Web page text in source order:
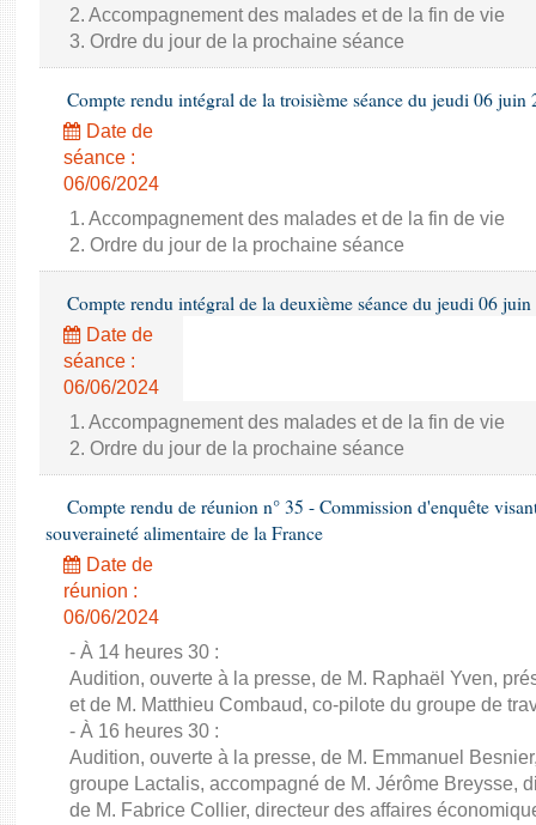
2. Accompagnement des malades et de la fin de vie
3. Ordre du jour de la prochaine séance
Compte rendu intégral de la troisième séance du jeudi 06 juin
Date de
séance :
06/06/2024
1. Accompagnement des malades et de la fin de vie
2. Ordre du jour de la prochaine séance
Compte rendu intégral de la deuxième séance du jeudi 06
Date de
séance :
06/06/2024
1. Accompagnement des malades et de la fin de vie
2. Ordre du jour de la prochaine séance
Compte rendu de réunion n° 35 - Commission d'enquête
souveraineté alimentaire de la France
Date de
réunion :
06/06/2024
- À 14 heures 30 :
Audition, ouverte à la presse, de M. Raphaël Yven,
et de M. Matthieu Combaud, co-pilote du groupe de
- À 16 heures 30 :
Audition, ouverte à la presse, de M. Emmanuel
groupe Lactalis, accompagné de M. Jérôme Breysse,
de M. Fabrice Collier, directeur des affaires